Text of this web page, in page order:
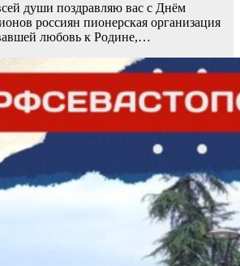
души поздравляю вас с Днём
россиян пионерская организация
любовь к Родине,…